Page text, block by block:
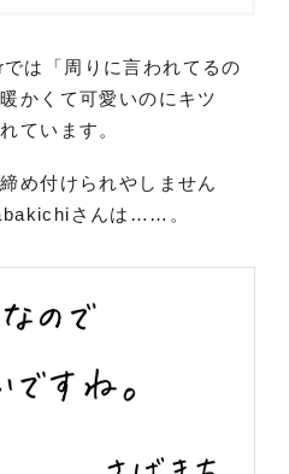
は「周りに言われてるの
かくて可愛いのにキツ
ています。
め付けられやしません
さんは……。